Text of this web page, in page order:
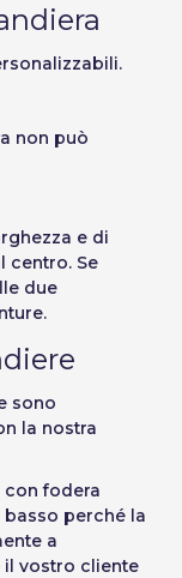
non può
e di
centro. Se
due
sono
la nostra
con fodera
perché la
a
vostro cliente